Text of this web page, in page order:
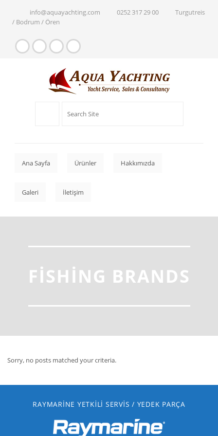
info@aquayachting.com 0252 317 29 00
Turgutreis
/ Bodrum / Ören
Ana Sayfa Ürünler Hakkımızda
Galeri İletişim
FISHING BRANDS
Sorry, no posts matched your criteria.
RAYMARINE YETKILI SERVIS / YEDEK PARÇA